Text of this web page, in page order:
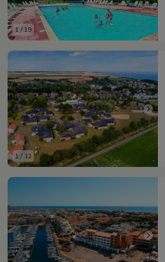
1 /19
1/32